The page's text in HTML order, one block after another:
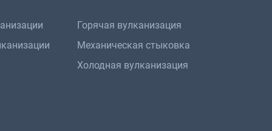
Горячая вулканизация
Механическая стыковка
Холодная вулканизация